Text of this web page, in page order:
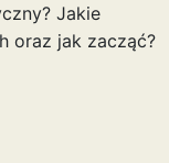
Jakie
oraz jak zacząć?